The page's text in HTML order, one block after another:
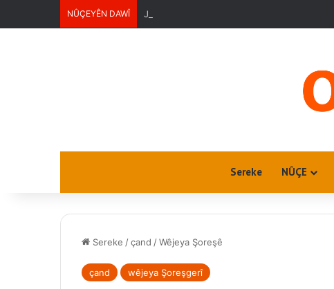
NÛÇEYÊN DAWÎ Jin û Jiyan
Sereke NÛÇE
Sereke /çand /Wêjeya Şoreşê
çand wêjeya Şoreşgerî